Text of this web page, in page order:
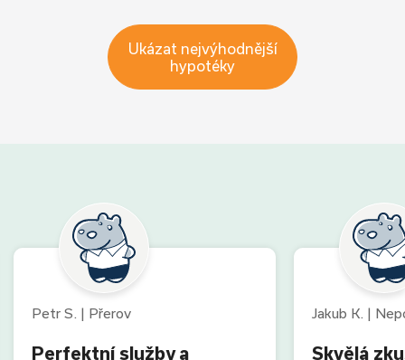
Ukázat nejvýhodnější
hypotéky
Petr S. | Přerov
Perfektní služby a
Jakub K. |
Skvělá